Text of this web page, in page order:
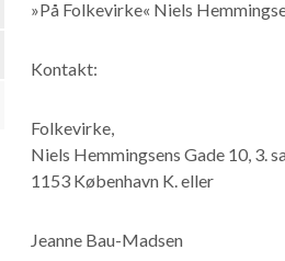
»På Folkevirke« Niels
Kontakt:
Folkevirke,
Niels Hemmingsens Gade 10, 3.
1153 København K. eller
Jeanne Bau-Madsen